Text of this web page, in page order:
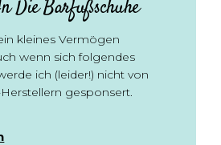
Die Barfußschuhe
kleines Vermögen
wenn sich folgendes
ich (leider!) nicht von
gesponsert.